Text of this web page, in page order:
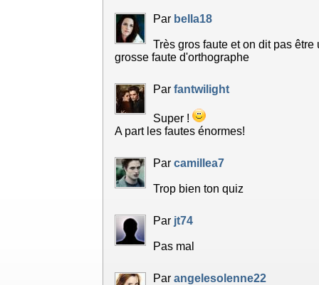
Par bella18
Très gros faute et on dit pas
grosse faute d'orthographe
Par fantwilight
Super !
A part les fautes énormes!
Par camillea7
Trop bien ton quiz
Par jt74
Pas mal
Par angelesolenne22